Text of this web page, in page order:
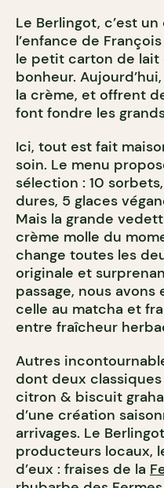
Le Berlingot, c’est
l’enfance de
le petit carton de lait
bonheur.
la crème, et offrent
font fondre les
Ici, tout est fait
soin. Le menu
sélection : 10
dures, 5 glaces
Mais la grande
crème molle du
change toutes les
originale et
passage, nous
celle au matcha et
entre fraîcheur
Autres
dont deux
citron & biscuit
d’une création
arrivages. Le
producteurs locaux,
d’eux : fraises de la